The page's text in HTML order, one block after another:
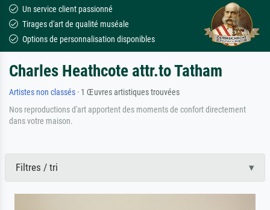
Un service client passionné
Tirages d'art de qualité muséale
Options de personnalisation disponibles
Charles Heathcote attr.to Tatham
Artistes non classés · 1 Œuvres artistiques trouvées
Nos reproductions d'art apportent des moments de confort directement
dans votre maison.
Filtres / tri